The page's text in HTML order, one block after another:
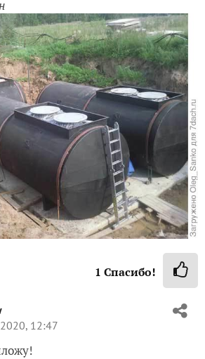
1 Спасибо!
12:47